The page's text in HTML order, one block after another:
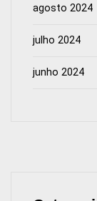
agosto 2024
julho 2024
junho 2024